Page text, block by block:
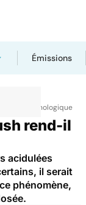
Émissions
psychologique
rend-il
acidulées
il serait
phénomène,